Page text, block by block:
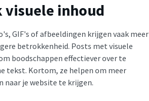
visuele inhoud
GIF's of afbeeldingen krijgen vaak meer
betrokkenheid. Posts met visuele
boodschappen effectiever over te
tekst. Kortom, ze helpen om meer
naar je website te krijgen.